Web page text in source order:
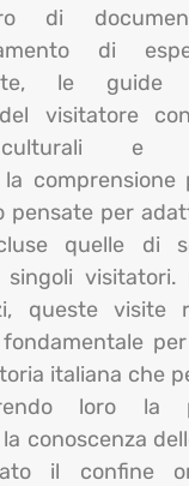
di
di
le guide
del visitatore
e
comprensione
pensate per
quelle di
singoli visitatori.
queste visite
fondamentale
italiana che
loro la
conoscenza
il confine